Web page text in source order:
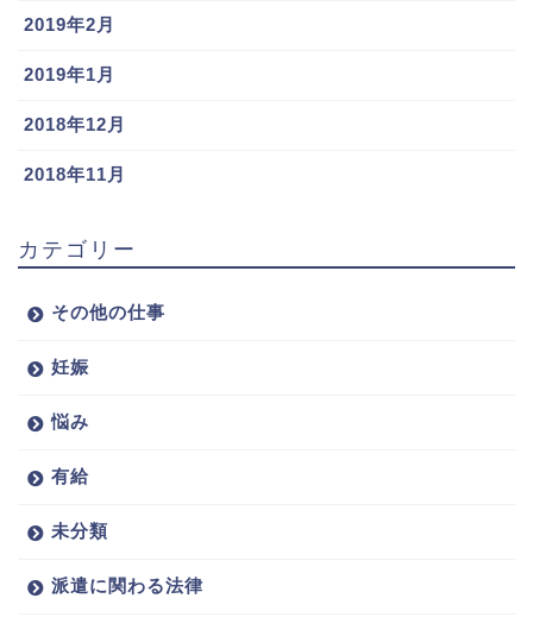
2019年2月
2019年1月
2018年12月
2018年11月
カテゴリー
その他の仕事
妊娠
悩み
有給
未分類
派遣に関わる法律